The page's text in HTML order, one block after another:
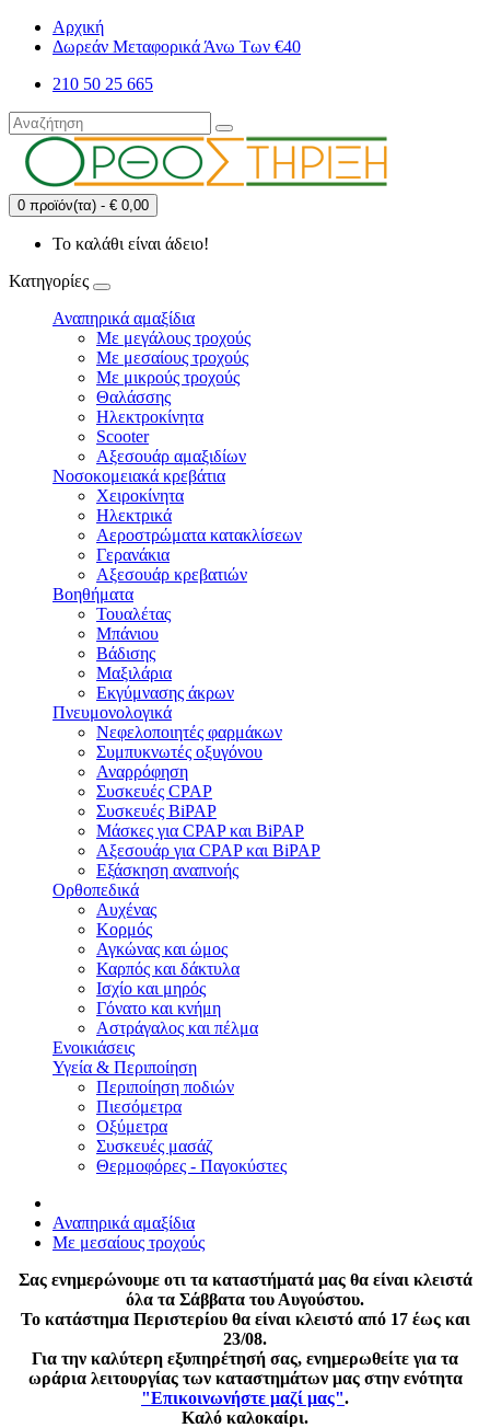
Αρχική
Δωρεάν Μεταφορικά Άνω Των €40
210 50 25 665
0 προϊόν(τα) - € 0,00
Το καλάθι είναι άδειο!
Κατηγορίες
Αναπηρικά αμαξίδια
Με μεγάλους τροχούς
Με μεσαίους τροχούς
Με μικρούς τροχούς
Θαλάσσης
Ηλεκτροκίνητα
Scooter
Αξεσουάρ αμαξιδίων
Νοσοκομειακά κρεβάτια
Χειροκίνητα
Ηλεκτρικά
Αεροστρώματα κατακλίσεων
Γερανάκια
Αξεσουάρ κρεβατιών
Βοηθήματα
Τουαλέτας
Μπάνιου
Βάδισης
Μαξιλάρια
Εκγύμνασης άκρων
Πνευμονολογικά
Νεφελοποιητές φαρμάκων
Συμπυκνωτές οξυγόνου
Αναρρόφηση
Συσκευές CPAP
Συσκευές BiPAP
Μάσκες για CPAP και BiPAP
Αξεσουάρ για CPAP και BiPAP
Εξάσκηση αναπνοής
Ορθοπεδικά
Αυχένας
Κορμός
Αγκώνας και ώμος
Καρπός και δάκτυλα
Ισχίο και μηρός
Γόνατο και κνήμη
Αστράγαλος και πέλμα
Ενοικιάσεις
Υγεία & Περιποίηση
Περιποίηση ποδιών
Πιεσόμετρα
Οξύμετρα
Συσκευές μασάζ
Θερμοφόρες - Παγοκύστες
Αναπηρικά αμαξίδια
Με μεσαίους τροχούς
Σας ενημερώνουμε οτι τα καταστήματά μας θα είναι κλειστά
όλα τα Σάββατα του Αυγούστου.
Το κατάστημα Περιστερίου θα είναι κλειστό από 17 έως και
23/08.
Για την καλύτερη εξυπηρέτησή σας, ενημερωθείτε για τα
ωράρια λειτουργίας των καταστημάτων μας στην ενότητα
"Επικοινωνήστε μαζί μας".
Καλό καλοκαίρι.